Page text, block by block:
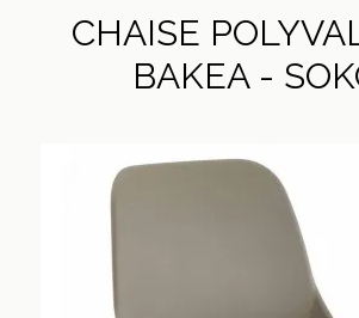
CHAISE
BAKEA -